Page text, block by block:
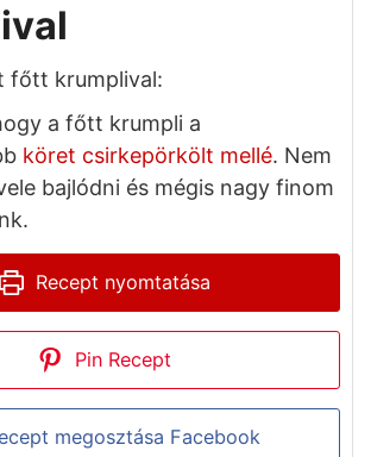
főtt krumplival:
a főtt krumpli a
köret csirkepörkölt mellé. Nem
bajlódni és mégis nagy finom
Recept nyomtatása
Pin Recept
megosztása Facebook